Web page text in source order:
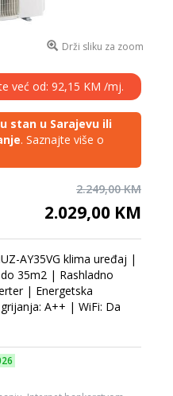
Drži sliku za zoom
već od: 92,15 KM /mj.
stan u Sarajevu ili
. Saznajte više o
2.249,00 KM
2.029,00 KM
AY35VG klima uređaj |
35m2 | Rashladno
| Energetska
A++ | WiFi: Da